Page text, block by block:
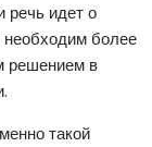
речь идет о
более
решением в
такой